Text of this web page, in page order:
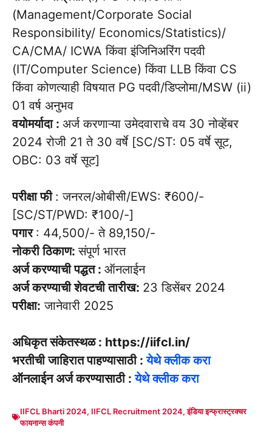
(Management/Corporate Social
Responsibility/ Economics/Statistics)/
CA/CMA/ ICWA किंवा इंजिनिअरिंग पदवी
(IT/Computer Science) किंवा LLB किंवा CS
किंवा कोणत्याही विषयात PG पदवी/डिप्लोमा/MSW (ii)
01 वर्ष अनुभव
वयोमर्यादा : अर्ज करणाऱ्या उमेदवाराचे वय 30 नोव्हेंबर
2024 रोजी 21 ते 30 वर्षे [SC/ST: 05 वर्षे सूट,
OBC: 03 वर्षे सूट]
परीक्षा फी : जनरल/ओबीसी/EWS: ₹600/-
[SC/ST/PWD: ₹100/-]
पगार : 44,500/- ते 89,150/-
नोकरी ठिकाण:संपूर्ण भारत
अर्ज करण्याची पद्धत : ऑनलाईन
अर्ज करण्याची शेवटची तारीख: 23 डिसेंबर 2024
परीक्षा: जानेवारी 2025
अधिकृत संकेतस्थळ : https://iifcl.in/
भरतीची जाहिरात पाहण्यासाठी :येथे क्लीक करा
ऑनलाईन अर्ज करण्यासाठी :येथे क्लीक करा
IIFCL Bharti 2024, IIFCL Recruitment 2024,इंडिया इन्फ्रास्ट्रक्चर
फायनान्स कंपनी